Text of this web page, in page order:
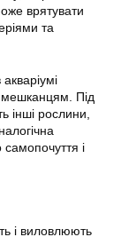
врятувати
та
акваріумі
мешканцям. Під
інші рослини,
самопочуття і
і виловлюють